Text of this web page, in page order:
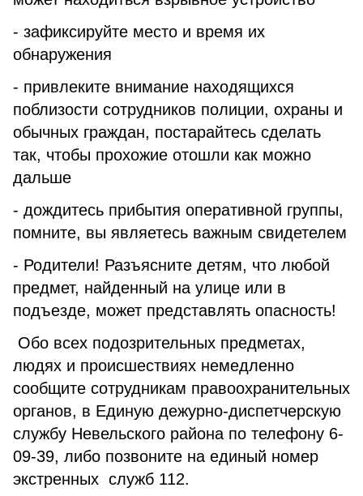
- зафиксируйте место и время их
обнаружения
- привлеките внимание находящихся
поблизости сотрудников полиции, охраны и
обычных граждан, постарайтесь сделать
так, чтобы прохожие отошли как можно
дальше
- дождитесь прибытия оперативной группы,
помните, вы являетесь важным свидетелем
- Родители! Разъясните детям, что любой
предмет, найденный на улице или в
подъезде, может представлять опасность!
Обо всех подозрительных предметах,
людях и происшествиях немедленно
сообщите сотрудникам правоохранительных
органов, в Единую дежурно-диспетчерскую
службу Невельского района по телефону 6-
09-39, либо позвоните на единый номер
экстренных служб 112.